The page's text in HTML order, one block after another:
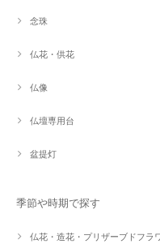
念珠
仏花・供花
仏像
仏壇専用台
盆提灯
季節や時期で探す
仏花・造花・プリザーブドフラ